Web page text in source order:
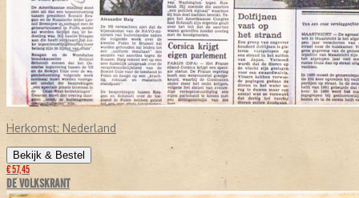
Herkomst: Nederland
Bekijk & Bestel
€ 57,45
DE VOLKSKRANT